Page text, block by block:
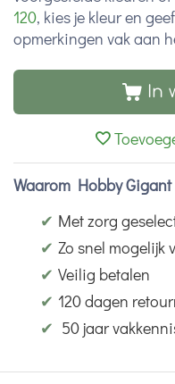
120, kies je kleur en
opmerkingen vak aan
In
Waarom Hobby Gigant
✔ Met zorg
✔ Zo snel mogelijk
✔ Veilig betalen
✔ 120 dagen
✔ 50 jaar